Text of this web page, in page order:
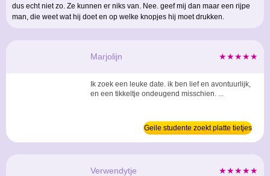
dus echt niet zo. Ze kunnen er niks van. Nee. geef mij dan maar een rijpe
man, die weet wat hij doet en op welke knopjes hij moet drukken.
★★★★★
Marjolijn
Ik zoek een leuke date. ik ben lief en avontuurlijk,
en een tikkeltje ondeugend misschien. ...
Geile studente zoekt platte tietjes
★★★★★
Verwendytje